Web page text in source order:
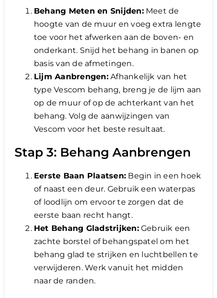
Behang Meten en Snijden:Meet de
hoogte van de muur en voeg extra lengte
toe voor het afwerken aan de boven- en
onderkant. Snijd het behang in banen op
basis van de afmetingen.
Lijm Aanbrengen:Afhankelijk van het
type Vescom behang, breng je de lijm aan
op de muur of op de achterkant van het
behang. Volg de aanwijzingen van
Vescom voor het beste resultaat.
Stap 3: Behang Aanbrengen
Eerste Baan Plaatsen: Begin in een hoek
of naast een deur. Gebruik een waterpas
of loodlijn om ervoor te zorgen dat de
eerste baan recht hangt.
Het Behang Gladstrijken:Gebruik een
zachte borstel of behangspatel om het
behang glad te strijken en luchtbellen te
verwijderen. Werk vanuit het midden
naar de randen.